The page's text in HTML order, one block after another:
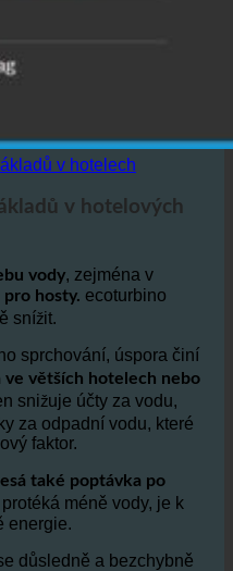
v hotelových
vody, zejména v
hosty.
sprchování, úspora činí
větších hotelech nebo
snižuje účty za vodu,
za odpadní vodu, které
také poptávka po
méně vody, je k